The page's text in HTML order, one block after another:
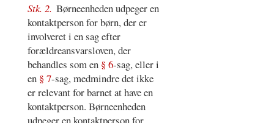
Stk. 2. Børneenheden udpeger en
kontaktperson for børn, der er
involveret i en sag efter
forældreansvarsloven, der
behandles som en § 6-sag, eller i
en § 7-sag, medmindre det ikke
er relevant for barnet at have en
kontaktperson. Børneenheden